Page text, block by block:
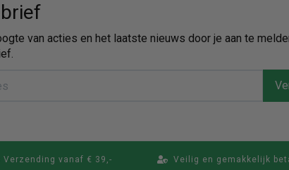
van acties en het laatste nieuws door je aan te
Verzending vanaf € 39,- Veilig en gemakkelijk